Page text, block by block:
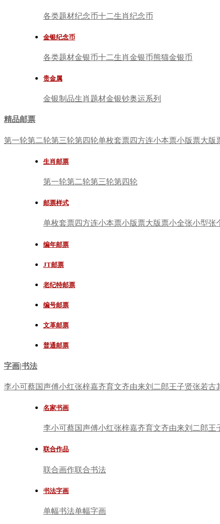
各类题材纪念币十二生肖纪念币
金银纪念币
各类题材金银币十二生肖金银币熊猫金银币
贵金属
金银制品生肖题材金银钞奥运系列
精品邮票
第一轮第二轮第三轮第四轮单枚套票 四方连小本票小版票大版
生肖邮票
第一轮第二轮第三轮第四轮
邮票样式
单枚套票 四方连小本票小版票大版票小全张小型张
编年邮票
JT邮票
老纪特邮票
编号邮票
文革邮票
普通邮票
字画|书法
李小可蔡国声傅小红张梓嘉齐育文齐由来刘二郎王子贤张若古
名家书画
李小可蔡国声傅小红张梓嘉齐育文齐由来刘二郎王
联合作品
联合画作联合书法
书法字画
单幅书法单幅字画